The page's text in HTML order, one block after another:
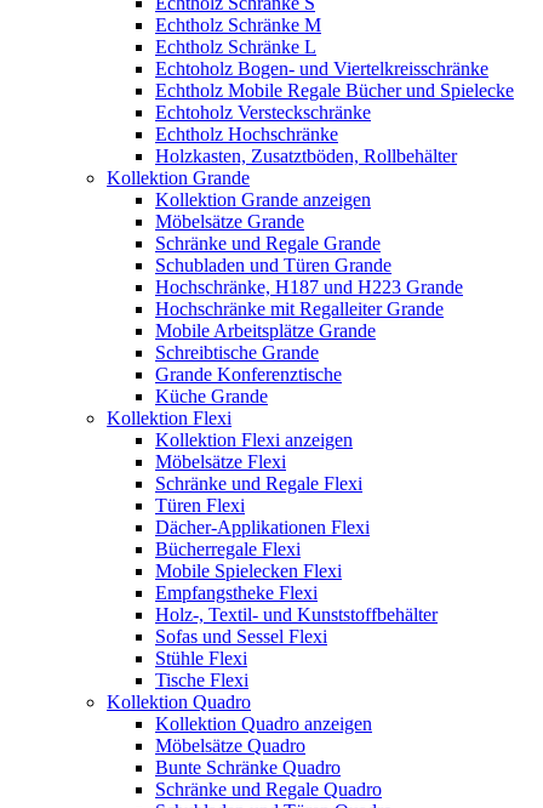
Echtholz Schränke M
Echtholz Schränke L
Echtoholz Bogen- und Viertelkreisschränke
Echtholz Mobile Regale Bücher und Spielecke
Echtoholz Versteckschränke
Echtholz Hochschränke
Holzkasten, Zusatztböden, Rollbehälter
Kollektion Grande
Kollektion Grande anzeigen
Möbelsätze Grande
Schränke und Regale Grande
Schubladen und Türen Grande
Hochschränke, H187 und H223 Grande
Hochschränke mit Regalleiter Grande
Mobile Arbeitsplätze Grande
Schreibtische Grande
Grande Konferenztische
Küche Grande
Kollektion Flexi
Kollektion Flexi anzeigen
Möbelsätze Flexi
Schränke und Regale Flexi
Türen Flexi
Dächer-Applikationen Flexi
Bücherregale Flexi
Mobile Spielecken Flexi
Empfangstheke Flexi
Holz-, Textil- und Kunststoffbehälter
Sofas und Sessel Flexi
Stühle Flexi
Tische Flexi
Kollektion Quadro
Kollektion Quadro anzeigen
Möbelsätze Quadro
Bunte Schränke Quadro
Schränke und Regale Quadro